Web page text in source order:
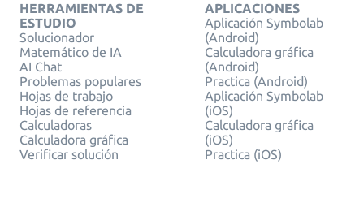
HERRAMIENTAS DE
ESTUDIO
Solucionador
Matemático de IA
AI Chat
Problemas populares
Hojas de trabajo
Hojas de referencia
Calculadoras
Calculadora gráfica
Verificar solución
APLICACIONES
Aplicación Symbolab
(Android)
Calculadora gráfica
(Android)
Practica (Android)
Aplicación Symbolab
(iOS)
Calculadora gráfica
(iOS)
Practica (iOS)